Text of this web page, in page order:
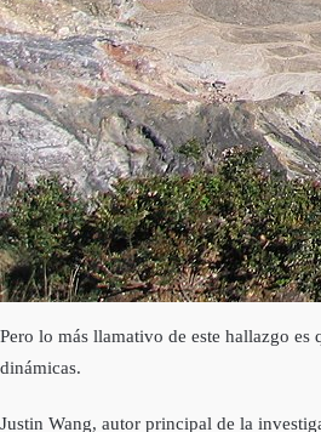
Pero lo más llamativo de este hallazgo es
dinámicas.
Justin Wang, autor principal de la